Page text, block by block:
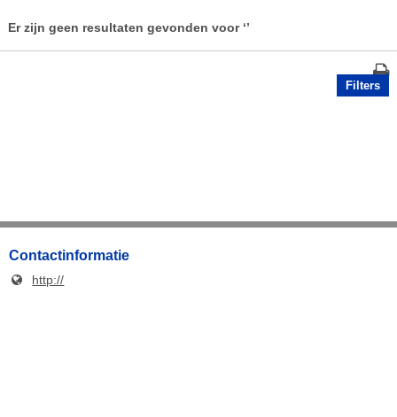
Er zijn geen resultaten gevonden voor ‘’
Filters
Contactinformatie
http://